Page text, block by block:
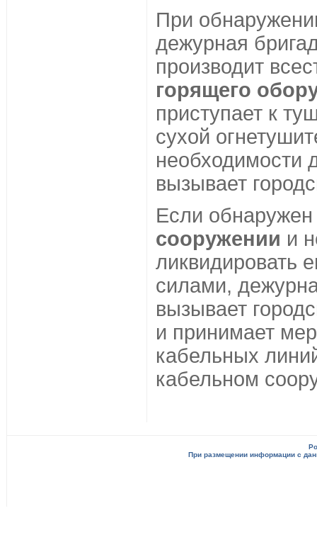
При
дежурная
производит
горящего
приступает к
сухой
необходимости
вызывает
Если
сооружении и
ликвидировать
силами,
вызывает
и принимает
кабельных
кабельном
При размещении информации с